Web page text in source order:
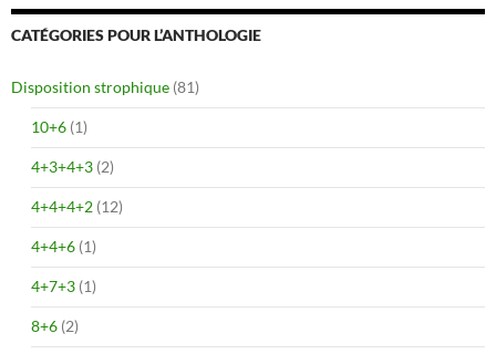
CATÉGORIES POUR L’ANTHOLOGIE
Disposition strophique (81)
10+6 (1)
4+3+4+3 (2)
4+4+4+2 (12)
4+4+6 (1)
4+7+3 (1)
8+6 (2)